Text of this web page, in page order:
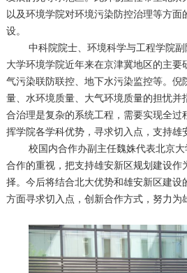
以及环境学院对环境污染防控治理等方面
设。
中科院院士、环境科学与工程学院
大学环境学院近年来在京津冀地区的主要
气污染联防联控、地下水污染监控等。倪
量、水环境质量、大气环境质量的担忧并
合治理是复杂的系统工程，需要实现全过
挥学院各学科优势，寻求切入点，支持雄
校国内合作办副主任魏姝代表北京
合作的重视，把支持雄安新区规划建设作
择。今后将结合北大优势和雄安新区建设
方面寻求切入点，创新合作方式，努力为